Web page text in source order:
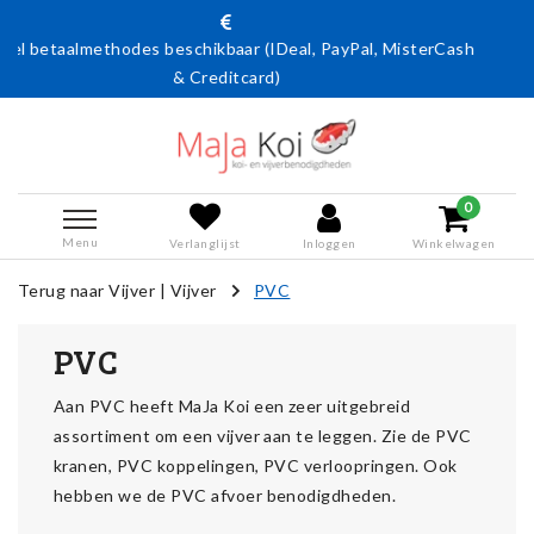
MisterCash
Actie: 15% korting op alle Aquafiltrix
code Aquafiltrix15 - geldig t/m 31
Menu Verlanglijst Inloggen
0
Winkelwagen
Terug naar Vijver | Vijver PVC
PVC
Aan PVC heeft MaJa Koi een zeer uitgebreid
assortiment om een vijver aan te leggen. Zie de PVC
kranen, PVC koppelingen, PVC verloopringen. Ook
hebben we de PVC afvoer benodigdheden.